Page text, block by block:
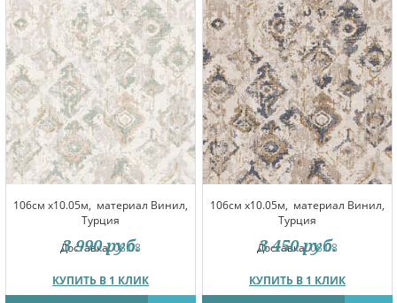
106см x10.05м, материал Винил,
Турция
Доставка:08.08
КУПИТЬ В 1 КЛИК
3 990 руб.
106см x10.05м, материал Винил,
Турция
Доставка:08.08
КУПИТЬ В 1 КЛИК
3 450 руб.